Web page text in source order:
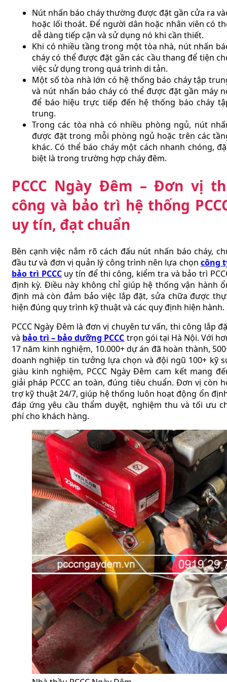
Nút nhấn báo cháy thường được đặt gần cửa ra
hoặc lối thoát. Để người dân hoặc nhân viên có
dễ dàng tiếp cận và sử dụng nó khi cần thiết.
Khi có nhiều tầng trong một tòa nhà, nút nhấn
cháy có thể được đặt gần các cầu thang để tiện
việc sử dụng trong quá trình di tản.
Một số tòa nhà lớn có hệ thống báo cháy tập
và nút nhấn báo cháy có thể được đặt gần máy
để báo hiệu trực tiếp đến hệ thống báo cháy
trung.
Trong các tòa nhà có nhiều phòng ngủ, nút
được đặt trong mỗi phòng ngủ hoặc trên các
khác. Có thể báo cháy một cách nhanh chóng,
biệt là trong trường hợp cháy đêm.
PCCC Ngày Đêm – Đơn vị
công và bảo trì hệ thống
uy tín, đạt chuẩn
Bên cạnh việc nắm rõ cách đấu nút nhấn báo cháy,
đầu tư và đơn vị quản lý công trình nên lựa chọn công
bảo trì PCCCuy tín để thi công, kiểm tra và bảo trì
định kỳ. Điều này không chỉ giúp hệ thống vận hành
định mà còn đảm bảo việc lắp đặt, sửa chữa được
hiện đúng quy trình kỹ thuật và các quy định hiện hành.
PCCC Ngày Đêm là đơn vị chuyên tư vấn, thi công lắp
và bảo trì – bảo dưỡng PCCC trọn gói tại Hà Nội. Với
17 năm kinh nghiệm, 10.000+ dự án đã hoàn thành,
doanh nghiệp tin tưởng lựa chọn và đội ngũ 100+ kỹ
giàu kinh nghiệm, PCCC Ngày Đêm cam kết mang
giải pháp PCCC an toàn, đúng tiêu chuẩn. Đơn vị còn
trợ kỹ thuật 24/7, giúp hệ thống luôn hoạt động ổn
đáp ứng yêu cầu thẩm duyệt, nghiệm thu và tối ưu
phí cho khách hàng.